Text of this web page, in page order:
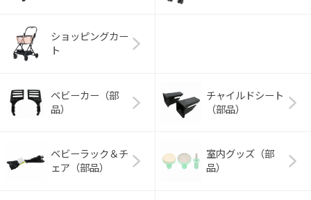
ショッピングカー
ト
ベビーカー（部
品）
チャイルドシート
（部品）
ベビーラック＆チ
ェア（部品）
室内グッズ（部
品）